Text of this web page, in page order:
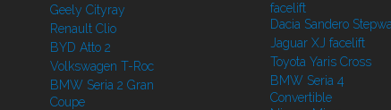
Geely Cityray
Renault Clio
BYD Atto 2
Volkswagen T-Roc
BMW Seria 2 Gran
Coupe
facelift
Dacia Sandero
Jaguar XJ facelift
Toyota Yaris Cross
BMW Seria 4
Convertible